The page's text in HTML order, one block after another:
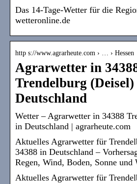
Das 14-Tage-Wetter für die
wetteronline.de
http s://www.agrarheute.com › … › Hessen
Agrarwetter in
Trendelburg
Deutschland
Wetter – Agrarwetter in 34388
in Deutschland | agrarheute.com
Aktuelles Agrarwetter für
34388 in Deutschland –
Regen, Wind, Boden, Sonne und
Aktuelles Agrarwetter für